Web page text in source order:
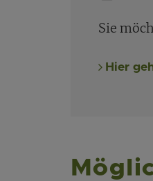
Sie
Hier